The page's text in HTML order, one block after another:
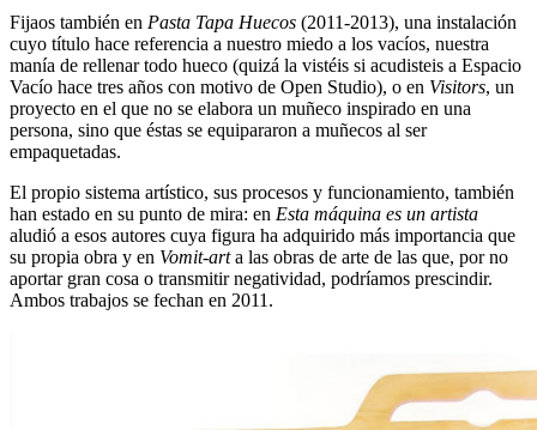
Fijaos también en Pasta Tapa Huecos (2011-2013), una instalación
cuyo título hace referencia a nuestro miedo a los vacíos, nuestra
manía de rellenar todo hueco (quizá la vistéis si acudisteis a Espacio
Vacío hace tres años con motivo de Open Studio), o en Visitors, un
proyecto en el que no se elabora un muñeco inspirado en una
persona, sino que éstas se equipararon a muñecos al ser
empaquetadas.
El propio sistema artístico, sus procesos y funcionamiento, también
han estado en su punto de mira: en Esta máquina es un artista
aludió a esos autores cuya figura ha adquirido más importancia que
su propia obra y en Vomit-arta las obras de arte de las que, por no
aportar gran cosa o transmitir negatividad, podríamos prescindir.
Ambos trabajos se fechan en 2011.